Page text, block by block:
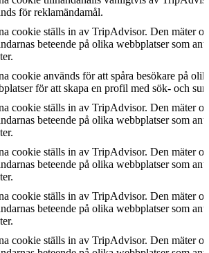
för reklamändamål.
cookie ställs in av TripAdvisor. Den mäter
beteende på olika webbplatser som
cookie används för att spåra besökare på
för att skapa en profil med sök- och
cookie ställs in av TripAdvisor. Den mäter
beteende på olika webbplatser som
cookie ställs in av TripAdvisor. Den mäter
beteende på olika webbplatser som
cookie ställs in av TripAdvisor. Den mäter
beteende på olika webbplatser som
cookie ställs in av TripAdvisor. Den mäter